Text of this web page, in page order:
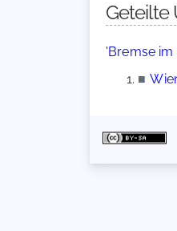
Geteilte
'Bremse
■